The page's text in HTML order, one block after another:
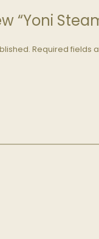
“Yoni
Required fields